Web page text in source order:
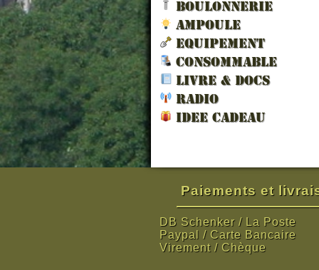
BOULONNERIE
AMPOULE
EQUIPEMENT
CONSOMMABLE
LIVRE & DOCS
RADIO
IDEE CADEAU
Paiements et
DB Schenker / La Poste
Paypal / Carte Bancaire
Virement / Chèque